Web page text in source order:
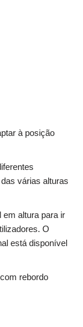
à posição
várias alturas
em altura para ir
O
está disponível
rebordo